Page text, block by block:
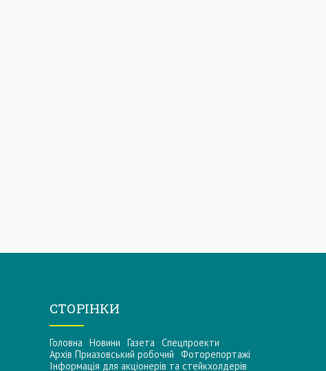
СТОРІНКИ
Головна Новини Газета Спецпроекти
Архів Приазовський робочий Фоторепортажі
Інформацiя для акцiонерiв та стейкхолдерiв